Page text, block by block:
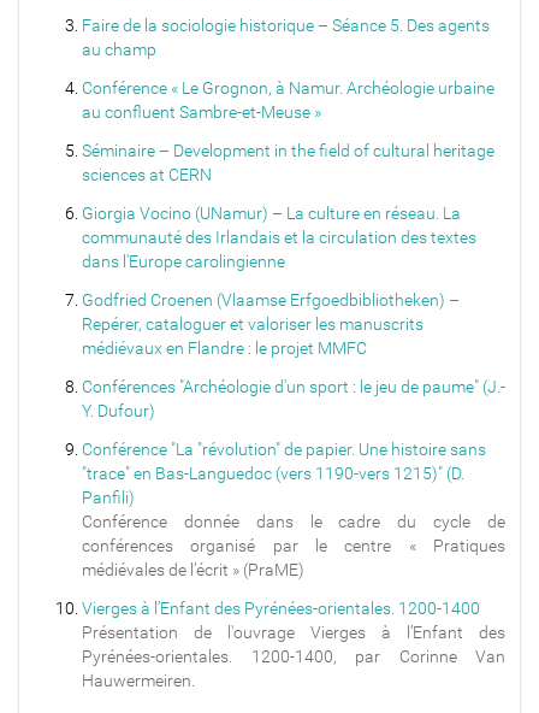
Faire de la sociologie historique – Séance 5. Des agents
au champ
Conférence « Le Grognon, à Namur. Archéologie urbaine
au confluent Sambre-et-Meuse »
Séminaire – Development in the field of cultural heritage
sciences at CERN
Giorgia Vocino (UNamur) – La culture en réseau. La
communauté des Irlandais et la circulation des textes
dans l'Europe carolingienne
Godfried Croenen (Vlaamse Erfgoedbibliotheken) –
Repérer, cataloguer et valoriser les manuscrits
médiévaux en Flandre : le projet MMFC
Conférences "Archéologie d'un sport : le jeu de paume" (J.-
Y. Dufour)
Conférence "La "révolution" de papier. Une histoire sans
"trace" en Bas-Languedoc (vers 1190-vers 1215)" (D.
Panfili)
Conférence donnée dans le cadre du cycle de
conférences organisé par le centre « Pratiques
médiévales de l’écrit » (PraME)
Vierges à l’Enfant des Pyrénées-orientales. 1200-1400
Présentation de l'ouvrage Vierges à l’Enfant des
Pyrénées-orientales. 1200-1400, par Corinne Van
Hauwermeiren.